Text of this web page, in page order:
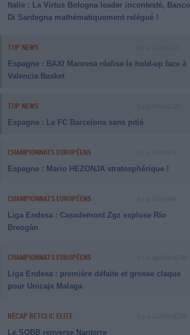
Italie : La Virtus Bologna leader incontesté, Banco
Di Sardegna mathématiquement relégué !
TOP NEWS
Espagne : BAXI Manresa réalise le hold-up face à
Valencia Basket
TOP NEWS
Espagne : Le FC Barcelona sans pitié
CHAMPIONNATS EUROPÉENS
Espagne : Mario HEZONJA stratosphérique !
CHAMPIONNATS EUROPÉENS
Liga Endesa : Casademont Zgz explose Río
Breogán
CHAMPIONNATS EUROPÉENS
Liga Endesa : première défaite et grosse claque
pour Unicaja Malaga
RÉCAP BETCLIC ELITE
Le SQBB renverse Nanterre